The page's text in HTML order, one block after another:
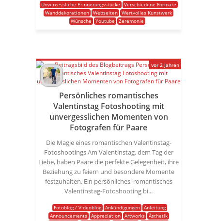
Unvergessliche Erinnerungsstücke
Verschiedene Formate
Wanddekorationen Webseiten Wertvolles Kunstwerk
Wünsche
Youtube Zeremonie
Persönliches romantisches
Valentinstag Fotoshooting mit
unvergesslichen Momenten von
Fotografen für Paare
Die Magie eines romantischen Valentinstag-
Fotoshootings Am Valentinstag, dem Tag der
Liebe, haben Paare die perfekte Gelegenheit, ihre
Beziehung zu feiern und besondere Momente
festzuhalten. Ein persönliches, romantisches
Valentinstag-Fotoshooting bi...
Fotoblog / Videoblog Ankündigungen Anleitung
Announcements
Appreciation Artworks
Ästhetik
vor 2 Jahren